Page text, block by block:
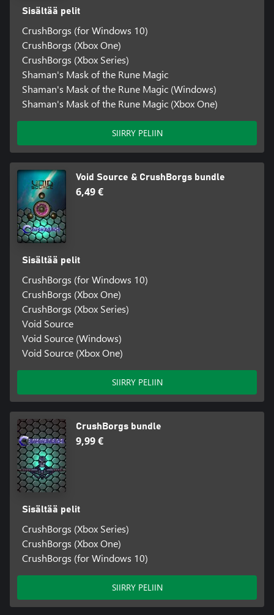
Sisältää pelit
CrushBorgs (for Windows 10)
CrushBorgs (Xbox One)
CrushBorgs (Xbox Series)
Shaman's Mask of the Rune Magic
Shaman's Mask of the Rune Magic (Windows)
Shaman's Mask of the Rune Magic (Xbox One)
SIIRRY PELIIN
Void Source & CrushBorgs bundle
6,49 €
Sisältää pelit
CrushBorgs (for Windows 10)
CrushBorgs (Xbox One)
CrushBorgs (Xbox Series)
Void Source
Void Source (Windows)
Void Source (Xbox One)
SIIRRY PELIIN
CrushBorgs bundle
9,99 €
Sisältää pelit
CrushBorgs (Xbox Series)
CrushBorgs (Xbox One)
CrushBorgs (for Windows 10)
SIIRRY PELIIN